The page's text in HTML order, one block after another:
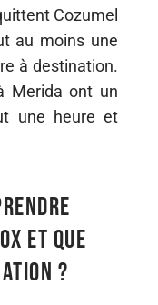
Cozumel
au moins une
à destination.
Merida ont un
une heure et
et que
?